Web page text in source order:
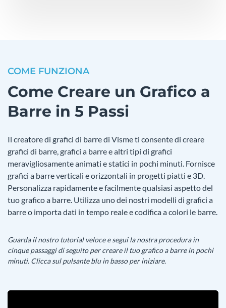
COME FUNZIONA
Come Creare un Grafico a
Barre in 5 Passi
Il creatore di grafici di barre di Visme ti consente di creare
grafici di barre, grafici a barre e altri tipi di grafici
meravigliosamente animati e statici in pochi minuti. Fornisce
grafici a barre verticali e orizzontali in progetti piatti e 3D.
Personalizza rapidamente e facilmente qualsiasi aspetto del
tuo grafico a barre. Utilizza uno dei nostri modelli di grafici a
barre o importa dati in tempo reale e codifica a colori le barre.
Guarda il nostro tutorial veloce e segui la nostra procedura in
cinque passaggi di seguito per creare il tuo grafico a barre in pochi
minuti. Clicca sul pulsante blu in basso per iniziare.